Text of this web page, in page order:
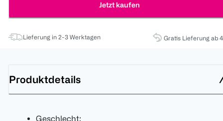
Jetzt kaufen
Lieferung in 2-3 Werktagen Gratis Lieferung ab
Produktdetails
Geschlecht: